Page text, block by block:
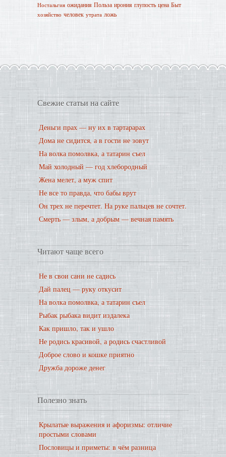
Ностальгия ожидания Польза ирония глупость цена Быт
хозяйство человек утрата ложь
Свежие статьи на сайте
Деньги прах — ну их в тартарарах
Дома не сидится, а в гости не зовут
На волка помолвка, а татарин съел
Май холодный — год хлебородный
Жена мелет, а муж спит
Не все то правда, что бабы врут
Он трех не перечтет. На руке пальцев не сочтет.
Смерть — злым, а добрым — вечная память
Читают чаще всего
Не в свои сани не садись
Дай палец — руку откусит
На волка помолвка, а татарин съел
Рыбак рыбака видит издалека
Как пришло, так и ушло
Не родись красивой, а родись счастливой
Доброе слово и кошке приятно
Дружба дороже денег
Полезно знать
Крылатые выражения и афоризмы: отличие
простыми словами
Пословицы и приметы: в чём разница